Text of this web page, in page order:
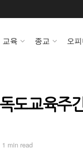
교육 종교 오
도교육주
min read